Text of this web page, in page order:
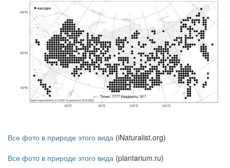
Все фото в природе этого вида (iNaturalist.org)
Все фото в природе этого вида (plantarium.ru)